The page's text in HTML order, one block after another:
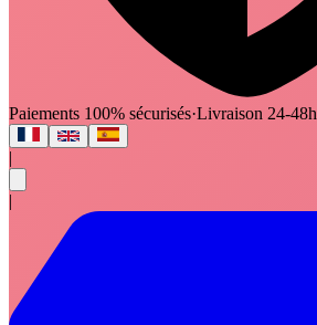
Paiements 100% sécurisés·Livraison 24-48h
|
|